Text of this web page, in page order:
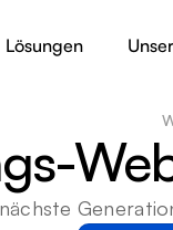
Lösungen